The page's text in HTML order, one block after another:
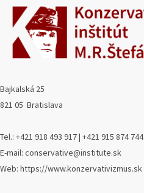
Bajkalská 25
821 05 Bratislava
Tel.: +421 918 493 917 | +421 915 874 744
E-mail: conservative@institute.sk
Web: https://www.konzervativizmus.sk